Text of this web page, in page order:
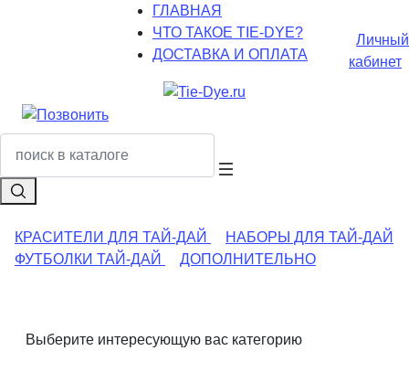
ГЛАВНАЯ
ЧТО ТАКОЕ TIE-DYE?
ДОСТАВКА И ОПЛАТА
Личный
кабинет
КРАСИТЕЛИ ДЛЯ ТАЙ-ДАЙ
НАБОРЫ ДЛЯ ТАЙ-ДАЙ
ФУТБОЛКИ ТАЙ-ДАЙ
ДОПОЛНИТЕЛЬНО
Выберите интересующую вас категорию